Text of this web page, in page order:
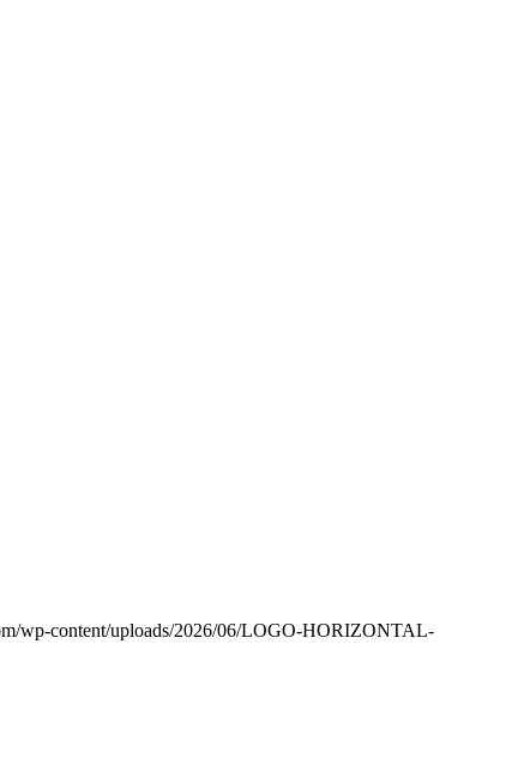
wp-content/uploads/2026/06/LOGO-HORIZONTAL-